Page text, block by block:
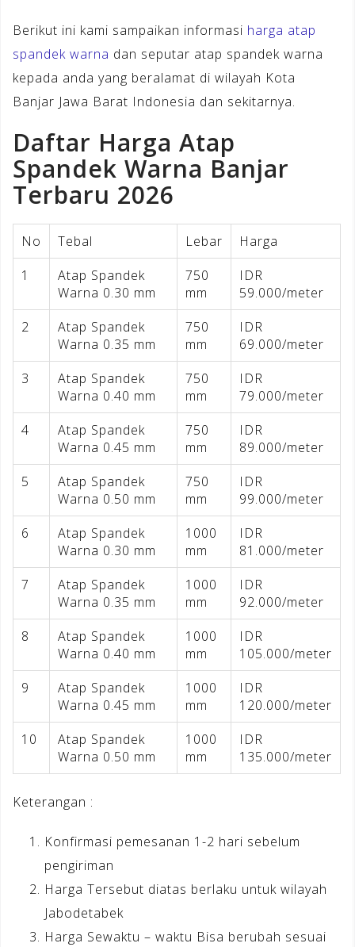
Berikut ini kami sampaikan informasi harga atap
spandek warna dan seputar atap spandek warna
kepada anda yang beralamat di wilayah Kota
Banjar Jawa Barat Indonesia dan sekitarnya.
Daftar Harga Atap
Spandek Warna Banjar
Terbaru 2026
No Tebal Lebar
Harga
1
Atap Spandek
Warna 0.30 mm
750
mm
IDR
59.000/meter
2
Atap Spandek
Warna 0.35 mm
750
mm
IDR
69.000/meter
3
Atap Spandek
Warna 0.40 mm
750
mm
IDR
79.000/meter
4
Atap Spandek
Warna 0.45 mm
750
mm
IDR
89.000/meter
5
Atap Spandek
Warna 0.50 mm
750
mm
IDR
99.000/meter
6
Atap Spandek
Warna 0.30 mm
1000
mm
IDR
81.000/meter
7
Atap Spandek
Warna 0.35 mm
1000
mm
IDR
92.000/meter
8
Atap Spandek
Warna 0.40 mm
1000
mm
IDR
105.000/meter
9
Atap Spandek
Warna 0.45 mm
1000
mm
IDR
120.000/meter
10
Atap Spandek
Warna 0.50 mm
1000
mm
IDR
135.000/meter
Keterangan :
Konfirmasi pemesanan 1-2 hari sebelum
pengiriman
Harga Tersebut diatas berlaku untuk wilayah
Jabodetabek
Harga Sewaktu – waktu Bisa berubah sesuai